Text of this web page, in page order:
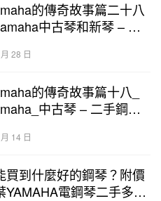
的傳奇故事篇二十八
中古琴和新琴 – 二
28 日
的傳奇故事篇十八_
中古琴 – 二手鋼琴
14 日
買到什麼好的鋼琴？附價
YAMAHA電鋼琴二手多少